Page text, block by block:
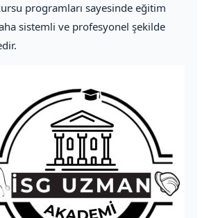
programları sayesinde eğitim
sistemli ve profesyonel şekilde